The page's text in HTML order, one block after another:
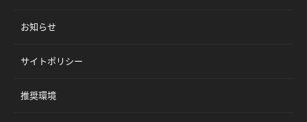
お知らせ
サイトポリシー
推奨環境